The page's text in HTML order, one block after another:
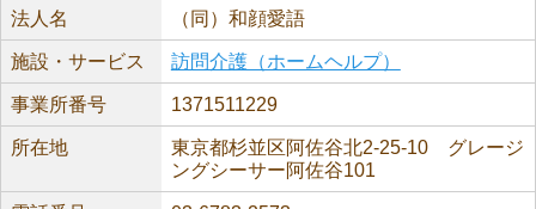
法人名 （同）和顔愛語
施設・サービス 訪問介護（ホームヘルプ）
事業所番号 1371511229
所在地
東京都杉並区阿佐谷北2-25-10 グレージ
ングシーサー阿佐谷101